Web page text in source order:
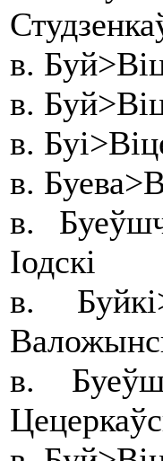
в.
в.
в.
в.
в.
Іодскі
в.
в.